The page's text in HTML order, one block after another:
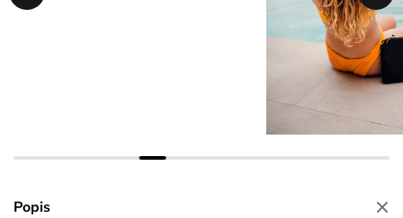
Popis